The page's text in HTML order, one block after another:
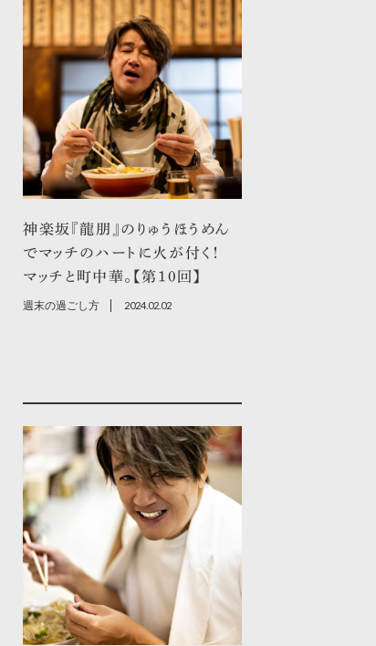
神楽坂『龍朋』のりゅうほうめん
でマッチのハートに火が付く！
マッチと町中華。【第10回】
週末の過ごし方 2024.02.02